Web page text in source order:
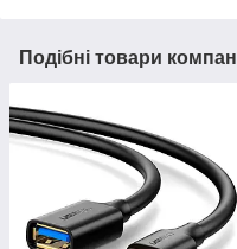
Подібні товари